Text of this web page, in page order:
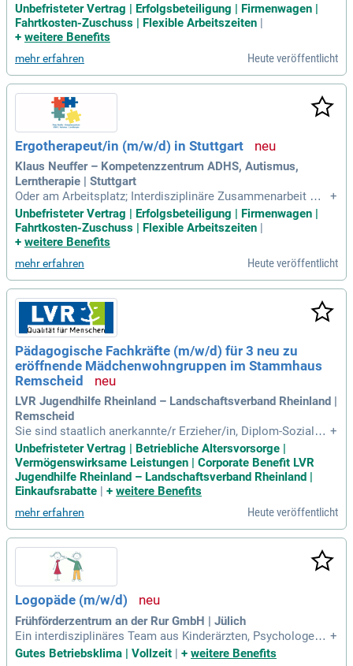
ten, Psychologen, Therapeuten, Erziehern, Lehrkräften und S
ozialdiensten; Dokumentation von Therapieverläufen, Befun
den, Zielvereinbarungen und Fortschritten; Planung und Durc
Unbefristeter Vertrag | Erfolgsbeteiligung | Firmenwagen |
Fahrtkosten-Zuschuss | Flexible Arbeitszeiten |
+ weitere Benefits
mehr erfahren Heute veröffentlicht
Ergotherapeut/in (m/w/d) in Stuttgart
Klaus Neuffer – Kompetenzzentrum ADHS, Autismus,
Lerntherapie | Stuttgart
Oder am Arbeitsplatz; Interdisziplinäre Zusammenarbeit mit
Ärzten, Psychologen, Therapeuten, Erziehern, Lehrkräften un
d Sozialdiensten; Dokumentation von Therapieverläufen, Bef
unden, Zielvereinbarungen und Fortschritten; Planung und D
+
Unbefristeter Vertrag | Erfolgsbeteiligung | Firmenwagen |
Fahrtkosten-Zuschuss | Flexible Arbeitszeiten |
+ weitere Benefits
mehr erfahren Heute veröffentlicht
Pädagogische Fachkräfte (m/w/d) für 3 neu zu
eröffnende Mädchenwohngruppen im Stammhaus
Remscheid
LVR Jugendhilfe Rheinland – Landschaftsverband Rheinland |
Remscheid
Sie sind staatlich anerkannte/r Erzieher/in, Diplom-Sozialar
beiter/in, Diplom-Sozialpädagoge/in, staatlich anerkannter
Heilpädagoge/in, staatlich anerkannter Heilerziehungspfleg
er/in, Diplom-Psychologe/in oder vergleichbare Qualifikatio
n.
+
Unbefristeter Vertrag | Betriebliche Altersvorsorge |
Vermögenswirksame Leistungen | Corporate Benefit LVR
Jugendhilfe Rheinland – Landschaftsverband Rheinland |
Einkaufsrabatte
+ weitere Benefits
mehr erfahren Heute veröffentlicht
Logopäde (m/w/d)
Frühförderzentrum an der Rur GmbH | Jülich
Ein interdisziplinäres Team aus Kinderärzten, Psychologen,
Heilpädagogen, Physiotherapeuten, Ergotherapeuten und Lo
+
Gutes Betriebsklima | Vollzeit | + weitere Benefits